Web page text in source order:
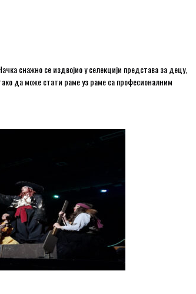
снажно се издвојио у селекцији представа за децу,
да може стати раме уз раме са професионалним